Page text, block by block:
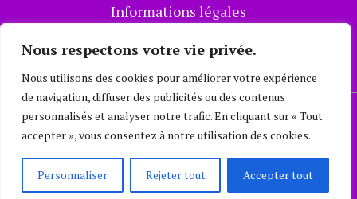
Nous respectons votre vie privée.
Nous utilisons des cookies pour améliorer votre expérience
de navigation, diffuser des publicités ou des contenus
personnalisés et analyser notre trafic. En cliquant sur « Tout
accepter », vous consentez à notre utilisation des cookies.
Personnaliser Rejeter tout Accepter tout
Informations légales
Conditions d’utilisations
Mode Consciente© 2023